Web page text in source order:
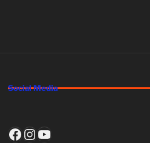
Social Media
Facebook
Instagram
YouTube